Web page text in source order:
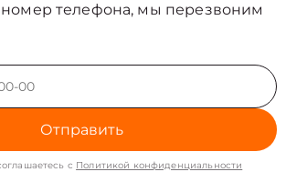
номер телефона, мы перезвоним
Отправить
с Политикой конфиденциальности